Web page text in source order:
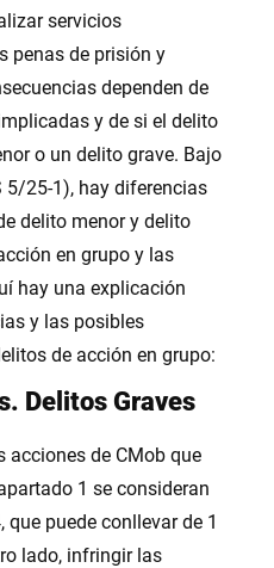
servicios
penas de prisión y
dependen de
y de si el delito
o un delito grave. Bajo
5/25-1), hay diferencias
delito menor y delito
en grupo y las
hay una explicación
y las posibles
de acción en grupo:
Delitos Graves
acciones de CMob que
1 se consideran
puede conllevar de 1
lado, infringir las